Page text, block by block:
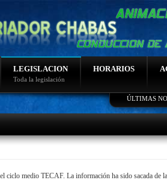
LEGISLACION
Toda la legislación
HORARIOS
ÚLTIMAS
ciclo medio TECAF. La información ha sido sacada de la